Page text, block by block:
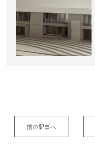
前の記事へ